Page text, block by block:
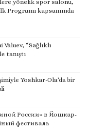
yönelik spor salonu,
Programı kapsamında
“Sağlıklı
tanıştı
Yoshkar-Ola’da bir
России» в Йошкар-
фестиваль